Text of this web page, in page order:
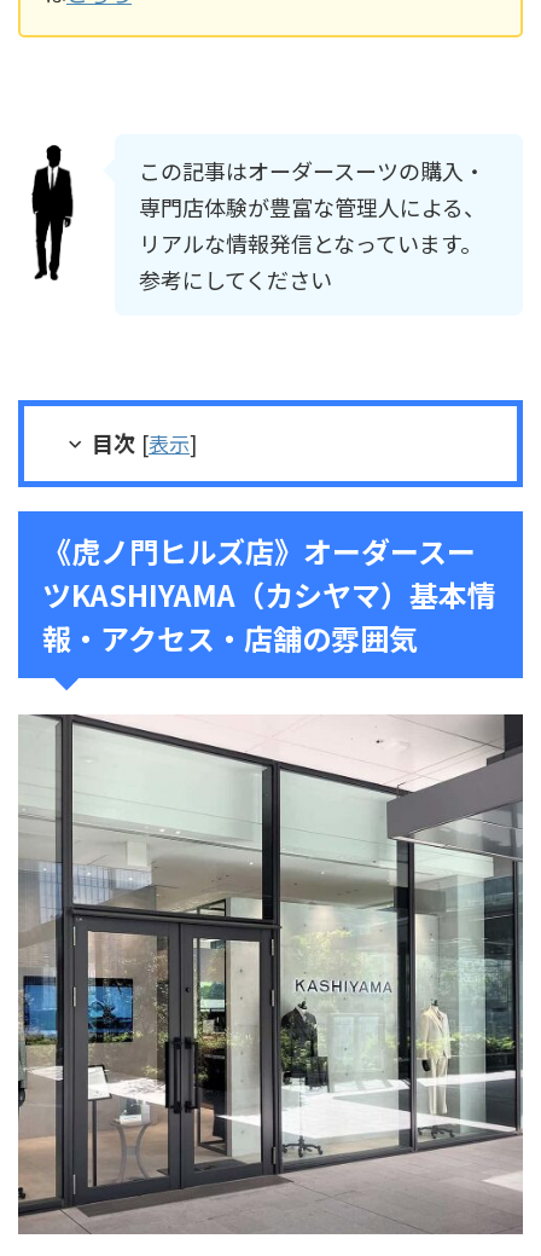
この記事はオーダースーツの購入・
専門店体験が豊富な管理人による、
リアルな情報発信となっています。
参考にしてください
目次 [表示]
《虎ノ門ヒルズ店》オーダースー
ツKASHIYAMA（カシヤマ）基本情
報・アクセス・店舗の雰囲気